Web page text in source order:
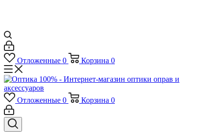
Отложенные 0 Корзина 0
Отложенные 0 Корзина 0